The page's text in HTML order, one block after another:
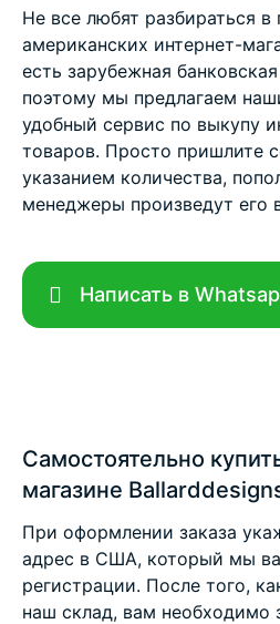
Не все любят разбираться в
американских интернет-
есть зарубежная
поэтому мы предлагаем
удобный сервис по выкупу
товаров. Просто пришлите
указанием количества,
менеджеры произведут его
Написать в
Самостоятельно
магазине
При оформлении заказа
адрес в США, который мы
регистрации. После того,
наш склад, вам необходимо